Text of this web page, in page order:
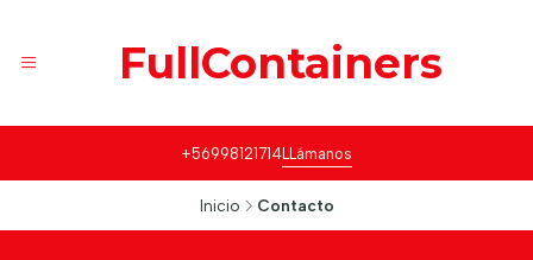
FullContainers
+56998121714LLámanos
Inicio Contacto